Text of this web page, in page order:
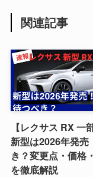
関連記事
【レクサス RX 一
新型は2026年発売
き？変更点・価格
を徹底解説